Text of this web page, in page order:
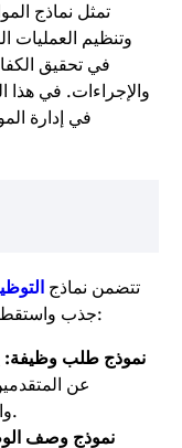
تمثل نماذج
وتنظيم العمليات
في تحقيق
والإجراءات. في هذا
في إدارة
تتضمن نماذج
جذب واستقطاب الموظفين الجدد. من أبرز هذه النماذج:
نموذج طلب وظيفة:
عن
والخبرات السابقة والمؤهلات العلمية.
نموذج وصف